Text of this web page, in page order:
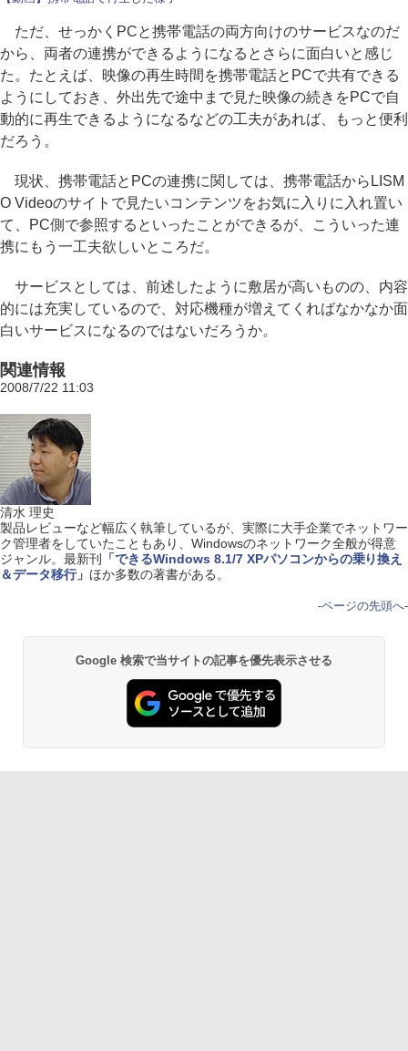
ただ、せっかくPCと携帯電話の両方向けのサービスなのだ
から、両者の連携ができるようになるとさらに面白いと感じ
た。たとえば、映像の再生時間を携帯電話とPCで共有できる
ようにしておき、外出先で途中まで見た映像の続きをPCで自
動的に再生できるようになるなどの工夫があれば、もっと便利
だろう。
現状、携帯電話とPCの連携に関しては、携帯電話からLISM
O Videoのサイトで見たいコンテンツをお気に入りに入れ置い
て、PC側で参照するといったことができるが、こういった連
携にもう一工夫欲しいところだ。
サービスとしては、前述したように敷居が高いものの、内容
的には充実しているので、対応機種が増えてくればなかなか面
白いサービスになるのではないだろうか。
関連情報
2008/7/22 11:03
清水 理史
製品レビューなど幅広く執筆しているが、実際に大手企業でネットワー
ク管理者をしていたこともあり、Windowsのネットワーク全般が得意
ジャンル。最新刊
「できるWindows 8.1/7 XPパソコンからの乗り換え
＆データ移行」 ほか多数の著書がある。
-ページの先頭へ-
Google 検索で当サイトの記事を優先表示させる